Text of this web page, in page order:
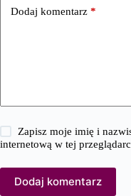
Dodaj komentarz *
Zapisz moje imię i
internetową w tej
Dodaj komentarz